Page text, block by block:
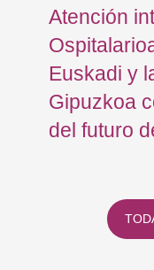
Atención
Euskadi y
Gipuzkoa
del futuro